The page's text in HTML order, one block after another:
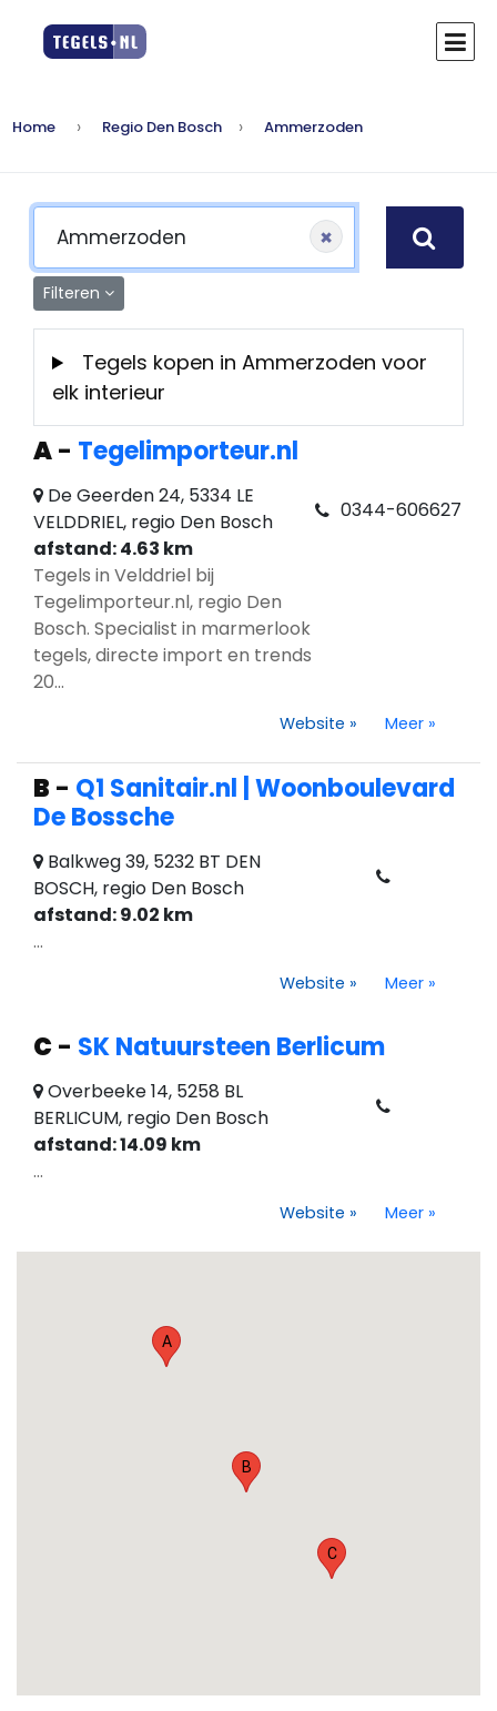
Home Regio Den Bosch Ammerzoden
×
Filteren
Tegels kopen in Ammerzoden voor
elk interieur
A- Tegelimporteur.nl
De Geerden 24, 5334 LE
VELDDRIEL, regio Den Bosch
afstand: 4.63 km
Tegels in Velddriel bij
Tegelimporteur.nl, regio Den
Bosch. Specialist in marmerlook
tegels, directe import en trends
20...
0344-606627
Website » Meer »
B - Q1 Sanitair.nl | Woonboulevard
De Bossche
Balkweg 39, 5232 BT DEN
BOSCH, regio Den Bosch
afstand: 9.02 km
...
Website » Meer »
C - SK Natuursteen Berlicum
Overbeeke 14, 5258 BL
BERLICUM, regio Den Bosch
afstand: 14.09 km
...
Website » Meer »
A
B
C